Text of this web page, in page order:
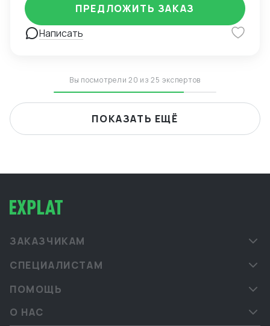
Jingdong. Помогаю найти поставщиков, наладить
производство, вести переговоры с китайской
стороной. Занимаюсь поиском и отправкой товаров
Написать
ПРЕДЛОЖИТЬ ЗАКАЗ
Вы посмотрели 20 из 25 экспертов
ПОКАЗАТЬ ЕЩЁ
ЗАКАЗЧИКАМ
СПЕЦИАЛИСТАМ
ПОМОЩЬ
О НАС